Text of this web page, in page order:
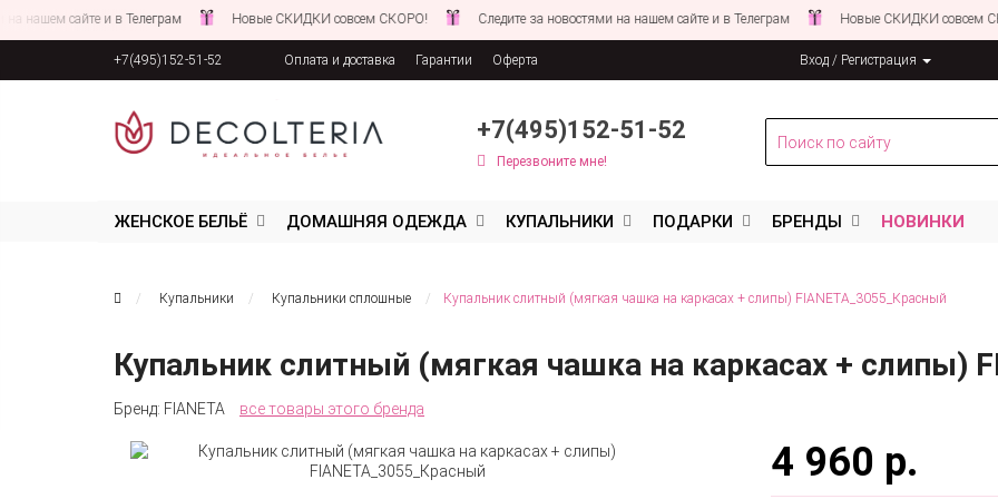
сайте и в Телеграм Новые СКИДКИ совсем СКОРО! Следите за новостями на нашем сайте и в Телеграм Новые СКИДКИ совсем СКОРО!
+7(495)152-51-52 Оплата и доставка Гарантии Оферта Вход / Регистрация
+7(495)152-51-52
Перезвоните мне!
ЖЕНСКОЕ БЕЛЬЁ ДОМАШНЯЯ ОДЕЖДА КУПАЛЬНИКИ ПОДАРКИ БРЕНДЫ НОВИНКИ
Купальники Купальники сплошные Купальник слитный (мягкая чашка на каркасах + слипы) FIANETA_3055_Красный
Купальник слитный (мягкая чашка на каркасах + слипы)
Бренд: FIANETA все товары этого бренда
4 960 р.